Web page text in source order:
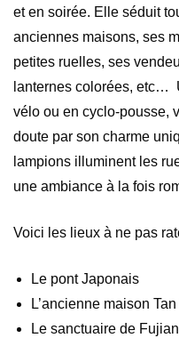
et en soirée. Elle séduit
anciennes maisons, ses
petites ruelles, ses
lanternes colorées, etc…
vélo ou en cyclo-pousse,
doute par son charme
lampions illuminent les
une ambiance à la fois
Voici les lieux à ne pas
Le pont Japonais
L’ancienne maison
Le sanctuaire de